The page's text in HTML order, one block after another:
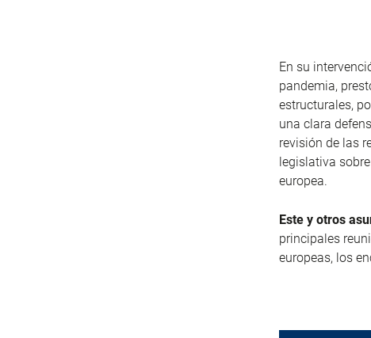
En su
pandemia,
estructurales,
una clara
revisión de las
legislativa
europea.
Este y otros
principales
europeas, los